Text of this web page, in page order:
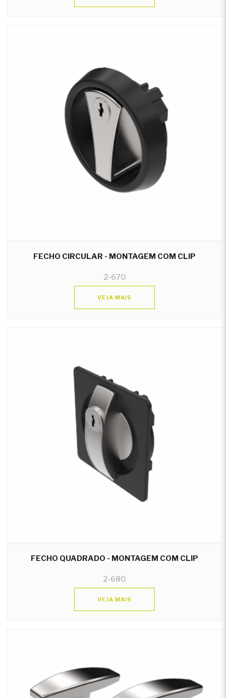
FECHO CIRCULAR - MONTAGEM COM CLIP
2-670
VEJA MAIS
FECHO QUADRADO - MONTAGEM COM CLIP
2-680
VEJA MAIS